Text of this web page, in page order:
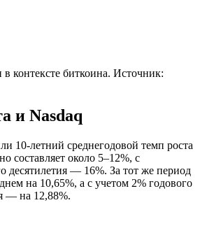
в контексте биткоина. Источник:
и Nasdaq
10-летний среднегодовой темп роста
составляет около 5–12%, с
десятилетия — 16%. За тот же период
на 10,65%, а с учетом 2% годового
— на 12,88%.